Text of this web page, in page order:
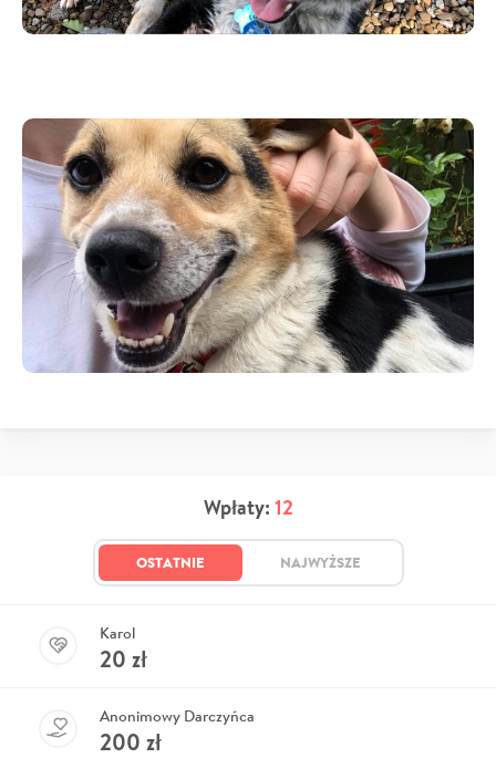
Wpłaty: 12
OSTATNIE NAJWYŻSZE
Karol
20 zł
Anonimowy Darczyńca
200 zł